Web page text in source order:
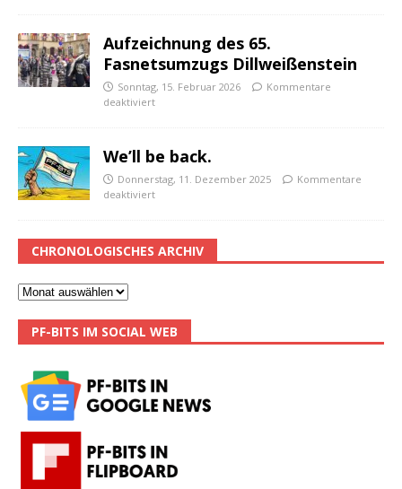
Aufzeichnung des 65.
Fasnetsumzugs Dillweißenstein
Sonntag, 15. Februar 2026
Kommentare
deaktiviert
We’ll be back.
Donnerstag, 11. Dezember 2025
Kommentare
deaktiviert
CHRONOLOGISCHES ARCHIV
PF-BITS IM SOCIAL WEB